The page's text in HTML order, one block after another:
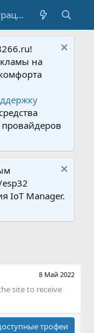
Регистрация
на
IoT Manager.
8 Май 2022
site to receive
трофеи